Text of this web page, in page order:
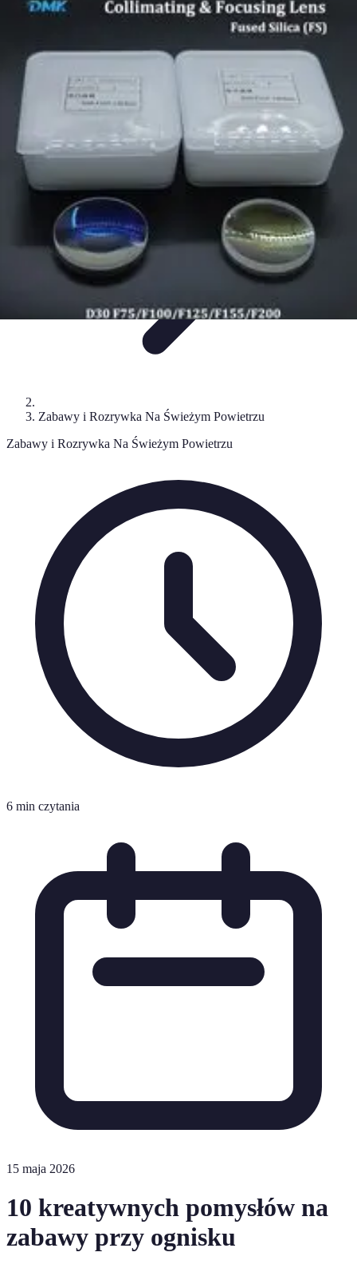
Zabawa i Rozrywka
Zabawy na świeżym
Zabawa i Rozrywka
Zabawy i Rozrywka Na Świeżym Powietrzu
Zabawy i Rozrywka Na Świeżym Powietrzu
6 min czytania
15 maja 2026
10 kreatywnych pomysłów na
zabawy przy ognisku